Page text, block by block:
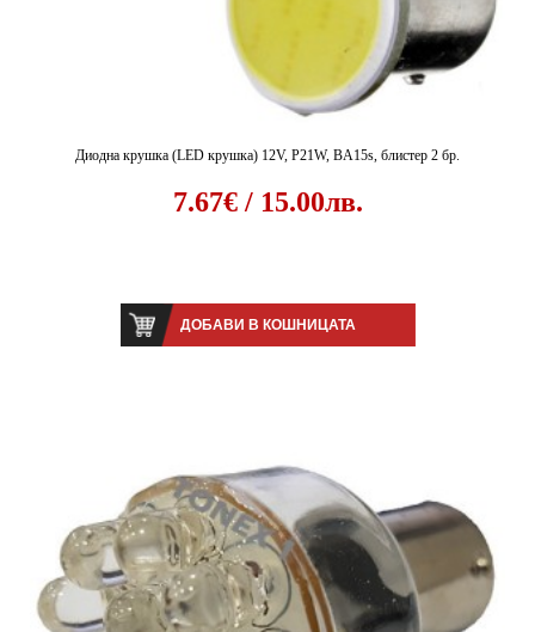
Диодна крушка (LED крушка) 12V, P21W, BA15s, блистер 2 бр.
7.67€ / 15.00лв.
ДОБАВИ В КОШНИЦАТА